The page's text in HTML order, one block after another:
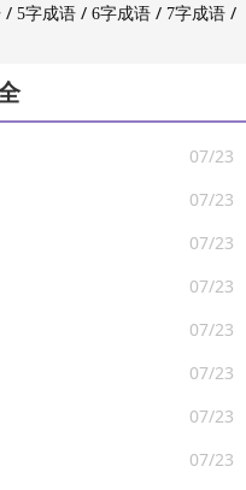
/5字成语 /6字成语 / 7字成语 /
07/23
07/23
07/23
07/23
07/23
07/23
07/23
07/23